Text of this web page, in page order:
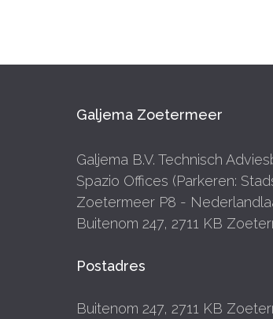
Galjema Zoetermeer
Galjema B.V. Technisch
Spazio Offices (Parkeren:
Zoetermeer P8 -
Buitenom 247, 2711 KB
Postadres
Buitenom 247, 2711 KB